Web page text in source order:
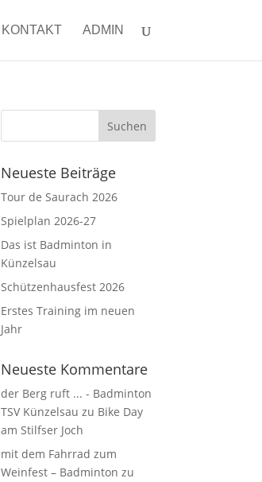
KONTAKT ADMIN
Neueste Beiträge
Tour de Saurach 2026
Spielplan 2026-27
Das ist Badminton in
Künzelsau
Schützenhausfest 2026
Erstes Training im neuen
Jahr
Neueste Kommentare
der Berg ruft ... - Badminton
TSV Künzelsau zu Bike Day
am Stilfser Joch
mit dem Fahrrad zum
Weinfest – Badminton zu